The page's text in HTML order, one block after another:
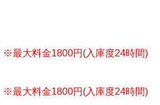
※最大料金1800円(入庫度24時間)
※最大料金1800円(入庫度24時間)